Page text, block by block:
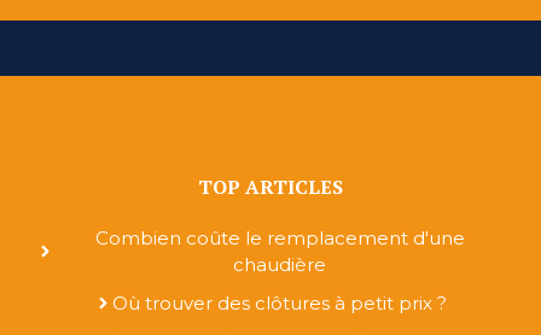
TOP ARTICLES
Combien coûte le remplacement d'une
chaudière
Où trouver des clôtures à petit prix ?